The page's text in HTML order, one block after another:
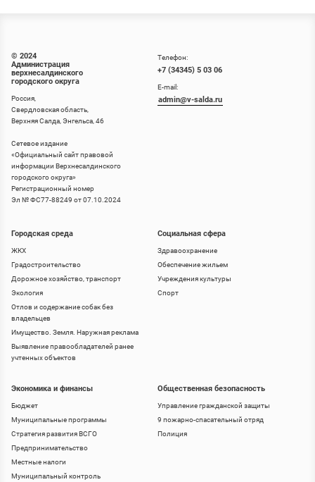
© 2024
Администрация
верхнесалдинского
городского округа
Россия,
Свердловская область,
Верхняя Салда, Энгельса, 46
Сетевое издание
«Официальный сайт правовой
информации Верхнесалдинского
городского округа»
Регистрационный номер
Эл № ФС77-88249 от 07.10.2024
Городская среда
ЖКХ
Градостроительство
Дорожное хозяйство, транспорт
Экология
Отлов и содержание собак без
владельцев
Имущество. Земля. Наружная реклама
Выявление правообладателей ранее
учтенных объектов
Социальная сфера
Здравоохранение
Обеспечение жильем
Учреждения культуры
Спорт
Телефон:
+7 (34345) 5 03 06
E-mail:
admin@v-salda.ru
Экономика и финансы
Бюджет
Муниципальные программы
Стратегия развития ВСГО
Предпринимательство
Местные налоги
Муниципальный контроль
Общественная безопасность
Управление гражданской защиты
9 пожарно-спасательный отряд
Полиция